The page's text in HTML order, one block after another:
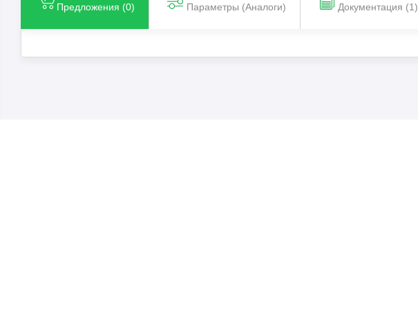
Предложения (0) Параметры (Aналоги) Документация (1)